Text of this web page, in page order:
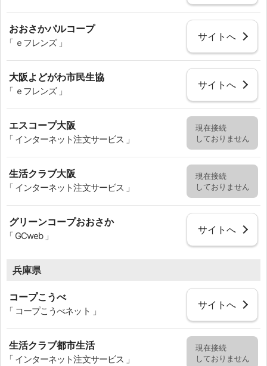
おおさかパルコープ
「 ｅフレンズ 」
サイトへ
大阪よどがわ市民生協
「 ｅフレンズ 」
サイトへ
エスコープ大阪
「 インターネット注文サービス 」
現在接続
しておりません
生活クラブ大阪
「 インターネット注文サービス 」
現在接続
しておりません
グリーンコープおおさか
「 GCweb 」
サイトへ
兵庫県
コープこうべ
「 コープこうべネット 」
サイトへ
生活クラブ都市生活
「 インターネット注文サービス 」
現在接続
しておりません